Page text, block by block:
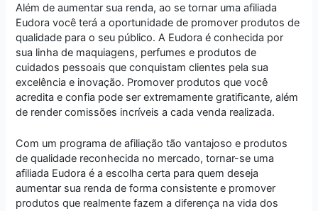
Além de aumentar sua renda, ao se tornar uma afiliada
Eudora você terá a oportunidade de promover produtos de
qualidade para o seu público. A Eudora é conhecida por
sua linha de maquiagens, perfumes e produtos de
cuidados pessoais que conquistam clientes pela sua
excelência e inovação. Promover produtos que você
acredita e confia pode ser extremamente gratificante, além
de render comissões incríveis a cada venda realizada.
Com um programa de afiliação tão vantajoso e produtos
de qualidade reconhecida no mercado, tornar-se uma
afiliada Eudora é a escolha certa para quem deseja
aumentar sua renda de forma consistente e promover
produtos que realmente fazem a diferença na vida dos